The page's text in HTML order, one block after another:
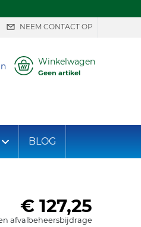
NEEM CONTACT OP
Winkelwagen
Geen artikel
BLOG
€ 127,25
afvalbeheersbijdrage